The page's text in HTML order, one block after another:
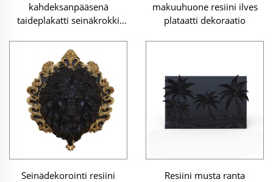
kahdeksanpääsenä
taideplakatti seinäkrokki
makuuhuone resiini ilves
plataatti dekoraatio
Seinädekorointi resiini
Resiini musta ranta